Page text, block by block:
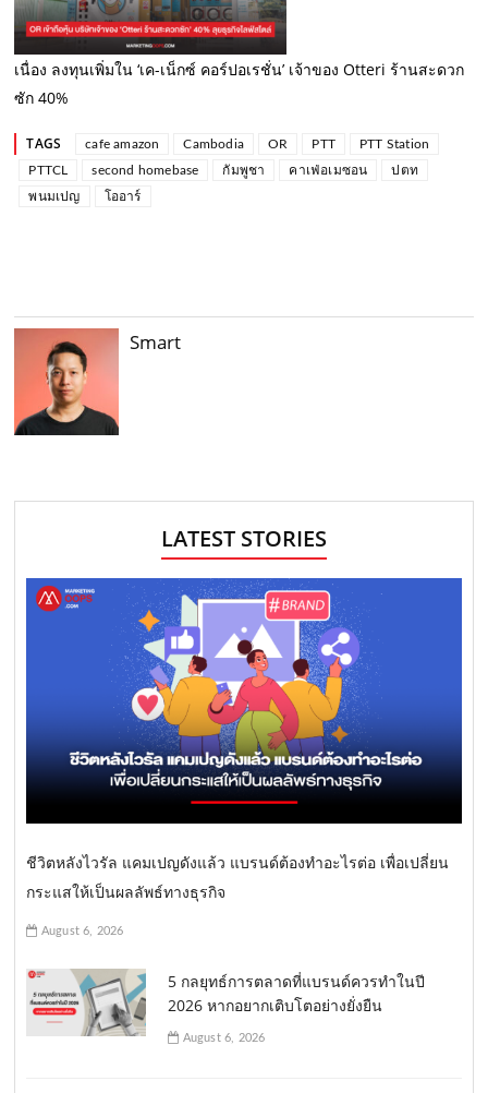
เนื่อง ลงทุนเพิ่มใน ‘เค-เน็กซ์ คอร์ปอเรชั่น’ เจ้าของ Otteri ร้านสะดวก
ซัก 40%
TAGS cafe amazon Cambodia OR PTT
PTT Station
PTTCL
second homebase กัมพูชา คาเฟ่อเมซอน
ปตท
พนมเปญ
โออาร์
Smart
LATEST STORIES
ชีวิตหลังไวรัล แคมเปญดังแล้ว แบรนด์ต้องทำอะไรต่อ เพื่อเปลี่ยน
กระแสให้เป็นผลลัพธ์ทางธุรกิจ
August 6, 2026
5 กลยุทธ์การตลาดที่แบรนด์ควรทำในปี
2026 หากอยากเติบโตอย่างยั่งยืน
August 6, 2026